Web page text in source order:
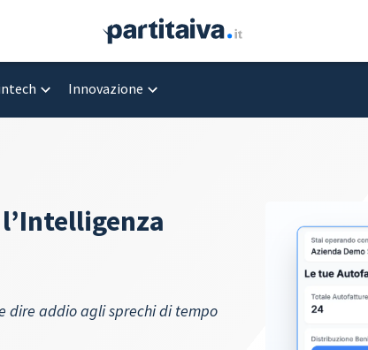
Innovazione
dire addio agli sprechi di tempo